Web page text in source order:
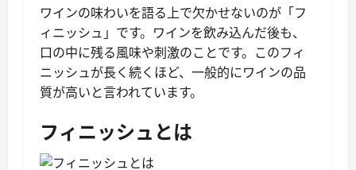
ワインの味わいを語る上で欠かせないのが「フ
ィニッシュ」です。ワインを飲み込んだ後も、
口の中に残る風味や刺激のことです。このフィ
ニッシュが長く続くほど、一般的にワインの品
質が高いと言われています。
フィニッシュとは